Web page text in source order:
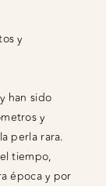
y
han sido
y
perla rara.
tiempo,
época y por